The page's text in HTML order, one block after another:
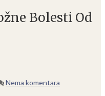
Bolesti Od
Nema komentara